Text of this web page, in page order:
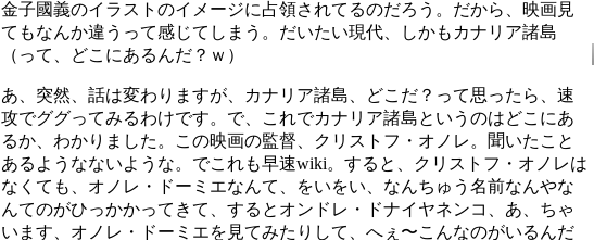
金子國義のイラストのイメージに占領されてるのだろう。だから、映画見
てもなんか違うって感じてしまう。だいたい現代、しかもカナリア諸島
（って、どこにあるんだ？ｗ）
あ、突然、話は変わりますが、カナリア諸島、どこだ？って思ったら、速
攻でググってみるわけです。で、これでカナリア諸島というのはどこにあ
るか、わかりました。この映画の監督、クリストフ・オノレ。聞いたこと
あるようなないような。でこれも早速wiki。すると、クリストフ・オノレは
なくても、オノレ・ドーミエなんて、をいをい、なんちゅう名前なんやな
んてのがひっかかってきて、するとオンドレ・ドナイヤネンコ、あ、ちゃ
います、オノレ・ドーミエを見てみたりして、へぇ〜こんなのがいるんだ